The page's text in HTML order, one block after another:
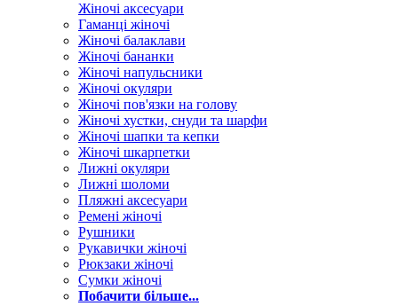
Жіночі аксесуари
Гаманці жіночі
Жіночі балаклави
Жіночі бананки
Жіночі напульсники
Жіночі окуляри
Жіночі пов'язки на голову
Жіночі хустки, снуди та шарфи
Жіночі шапки та кепки
Жіночі шкарпетки
Лижні окуляри
Лижні шоломи
Пляжні аксесуари
Ремені жіночі
Рушники
Рукавички жіночі
Рюкзаки жіночі
Сумки жіночі
Побачити більше...